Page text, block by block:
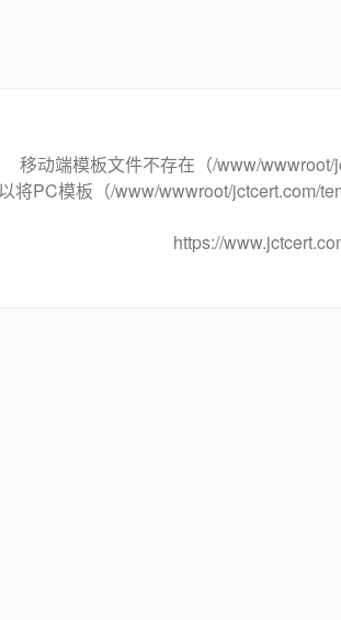
移动端模板文件不存在（/www/
将PC模板（/www/wwwroot/jctcert.com/
https://